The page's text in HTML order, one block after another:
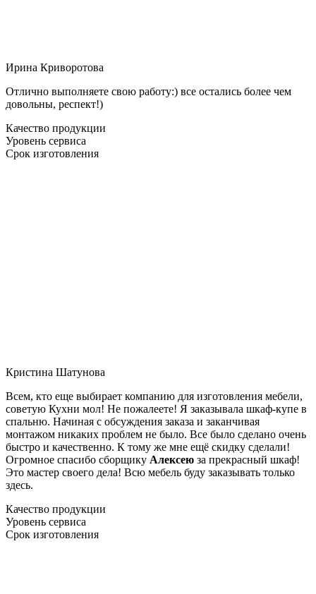
Ирина Криворотова
Отлично выполняете свою работу:) все остались более чем
довольны, респект!)
Качество продукции
Уровень сервиса
Срок изготовления
Кристина Шатунова
Всем, кто еще выбирает компанию для изготовления мебели,
советую Кухни мол! Не пожалеете! Я заказывала шкаф-купе в
спальню. Начиная с обсуждения заказа и заканчивая
монтажом никаких проблем не было. Все было сделано очень
быстро и качественно. К тому же мне ещё скидку сделали!
Огромное спасибо сборщику Алексею за прекрасный шкаф!
Это мастер своего дела! Всю мебель буду заказывать только
здесь.
Качество продукции
Уровень сервиса
Срок изготовления